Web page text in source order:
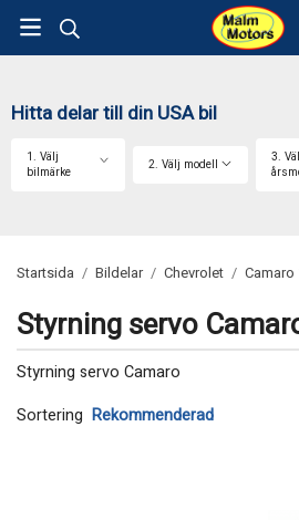
Hitta delar till din USA bil
1. Välj
bilmärke
2. Välj modell
3.
Startsida / Bildelar / Chevrolet / Camaro
Styrning servo
Styrning servo Camaro
Sortering